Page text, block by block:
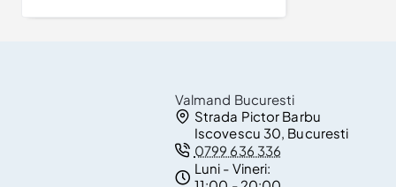
Valmand Bucuresti
Strada Pictor Barbu
Iscovescu 30, Bucuresti
0799 636 336
Luni - Vineri: